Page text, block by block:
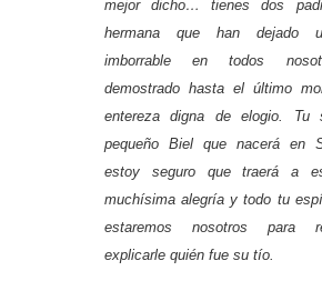
mejor dicho… tienes dos
hermana que han dejado
imborrable en todos
demostrado hasta el último
entereza digna de elogio. Tu
pequeño Biel que nacerá en
estoy seguro que traerá a
muchísima alegría y todo tu
estaremos nosotros para
explicarle quién fue su tío.